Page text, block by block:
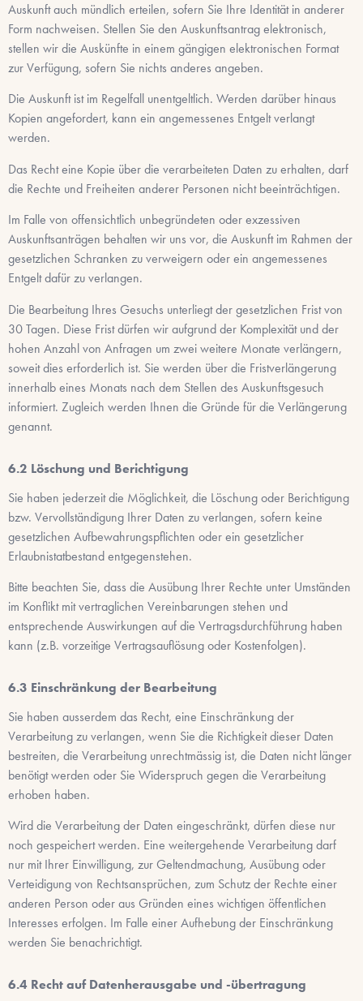
Auskunft auch mündlich erteilen, sofern Sie Ihre Identität in anderer
Form nachweisen. Stellen Sie den Auskunftsantrag elektronisch,
stellen wir die Auskünfte in einem gängigen elektronischen Format
zur Verfügung, sofern Sie nichts anderes angeben.
Die Auskunft ist im Regelfall unentgeltlich. Werden darüber hinaus
Kopien angefordert, kann ein angemessenes Entgelt verlangt
werden.
Das Recht eine Kopie über die verarbeiteten Daten zu erhalten, darf
die Rechte und Freiheiten anderer Personen nicht beeinträchtigen.
Im Falle von offensichtlich unbegründeten oder exzessiven
Auskunftsanträgen behalten wir uns vor, die Auskunft im Rahmen der
gesetzlichen Schranken zu verweigern oder ein angemessenes
Entgelt dafür zu verlangen.
Die Bearbeitung Ihres Gesuchs unterliegt der gesetzlichen Frist von
30 Tagen. Diese Frist dürfen wir aufgrund der Komplexität und der
hohen Anzahl von Anfragen um zwei weitere Monate verlängern,
soweit dies erforderlich ist. Sie werden über die Fristverlängerung
innerhalb eines Monats nach dem Stellen des Auskunftsgesuch
informiert. Zugleich werden Ihnen die Gründe für die Verlängerung
genannt.
Löschung und Berichtigung
Sie haben jederzeit die Möglichkeit, die Löschung oder Berichtigung
bzw. Vervollständigung Ihrer Daten zu verlangen, sofern keine
gesetzlichen Aufbewahrungspflichten oder ein gesetzlicher
Erlaubnistatbestand entgegenstehen.
Bitte beachten Sie, dass die Ausübung Ihrer Rechte unter Umständen
im Konflikt mit vertraglichen Vereinbarungen stehen und
entsprechende Auswirkungen auf die Vertragsdurchführung haben
kann (z.B. vorzeitige Vertragsauflösung oder Kostenfolgen).
Einschränkung der Bearbeitung
Sie haben ausserdem das Recht, eine Einschränkung der
Verarbeitung zu verlangen, wenn Sie die Richtigkeit dieser Daten
bestreiten, die Verarbeitung unrechtmässig ist, die Daten nicht länger
benötigt werden oder Sie Widerspruch gegen die Verarbeitung
erhoben haben.
Wird die Verarbeitung der Daten eingeschränkt, dürfen diese nur
noch gespeichert werden. Eine weitergehende Verarbeitung darf
nur mit Ihrer Einwilligung, zur Geltendmachung, Ausübung oder
Verteidigung von Rechtsansprüchen, zum Schutz der Rechte einer
anderen Person oder aus Gründen eines wichtigen öffentlichen
Interesses erfolgen. Im Falle einer Aufhebung der Einschränkung
werden Sie benachrichtigt.
Recht auf Datenherausgabe und -übertragung